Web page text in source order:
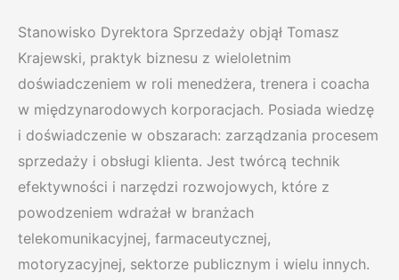
Stanowisko Dyrektora Sprzedaży objął Tomasz
Krajewski, praktyk biznesu z wieloletnim
doświadczeniem w roli menedżera, trenera i coacha
w międzynarodowych korporacjach. Posiada wiedzę
i doświadczenie w obszarach: zarządzania procesem
sprzedaży i obsługi klienta. Jest twórcą technik
efektywności i narzędzi rozwojowych, które z
powodzeniem wdrażał w branżach
telekomunikacyjnej, farmaceutycznej,
motoryzacyjnej, sektorze publicznym i wielu innych.